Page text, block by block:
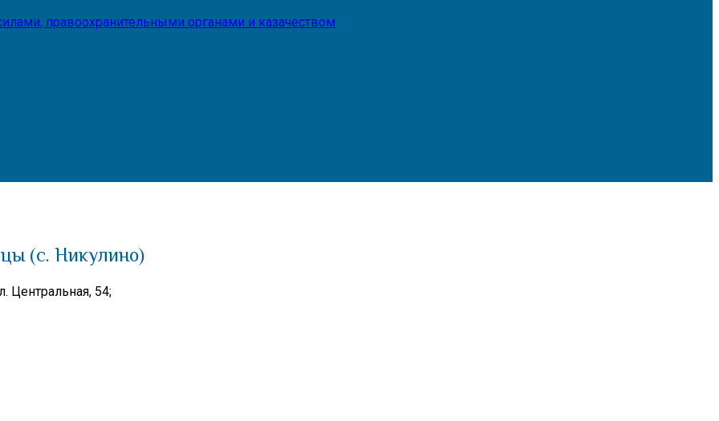
правоохранительными органами и казачеством
(с. Никулино)
Центральная, 54;